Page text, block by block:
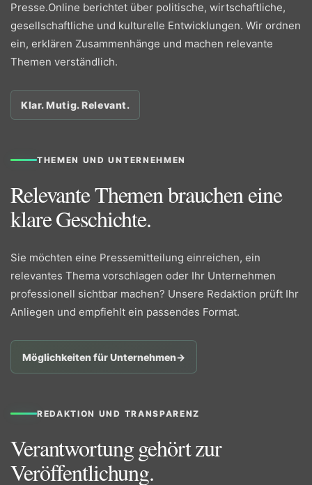
Presse.Online berichtet über politische, wirtschaftliche,
gesellschaftliche und kulturelle Entwicklungen. Wir ordnen
ein, erklären Zusammenhänge und machen relevante
Themen verständlich.
Klar. Mutig. Relevant.
THEMEN UND UNTERNEHMEN
Relevante Themen brauchen eine
klare Geschichte.
Sie möchten eine Pressemitteilung einreichen, ein
relevantes Thema vorschlagen oder Ihr Unternehmen
professionell sichtbar machen? Unsere Redaktion prüft Ihr
Anliegen und empfiehlt ein passendes Format.
Möglichkeiten für Unternehmen→
REDAKTION UND TRANSPARENZ
Verantwortung gehört zur
Veröffentlichung.